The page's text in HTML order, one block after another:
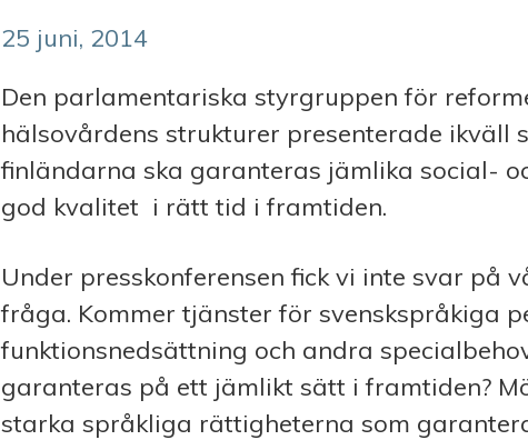
25 juni, 2014
Den parlamentariska styrgruppen för
hälsovårdens strukturer presenterade ikväll
finländarna ska garanteras jämlika social-
god kvalitet i rätt tid i framtiden.
Under presskonferensen fick vi inte svar på
fråga. Kommer tjänster för svenskspråkiga
funktionsnedsättning och andra
garanteras på ett jämlikt sätt i framtiden?
starka språkliga rättigheterna som